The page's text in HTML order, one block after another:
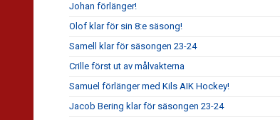
Johan förlänger!
Olof klar för sin 8:e säsong!
Samell klar för säsongen 23-24
Crille först ut av målvakterna
Samuel förlänger med Kils AIK Hockey!
Jacob Bering klar för säsongen 23-24